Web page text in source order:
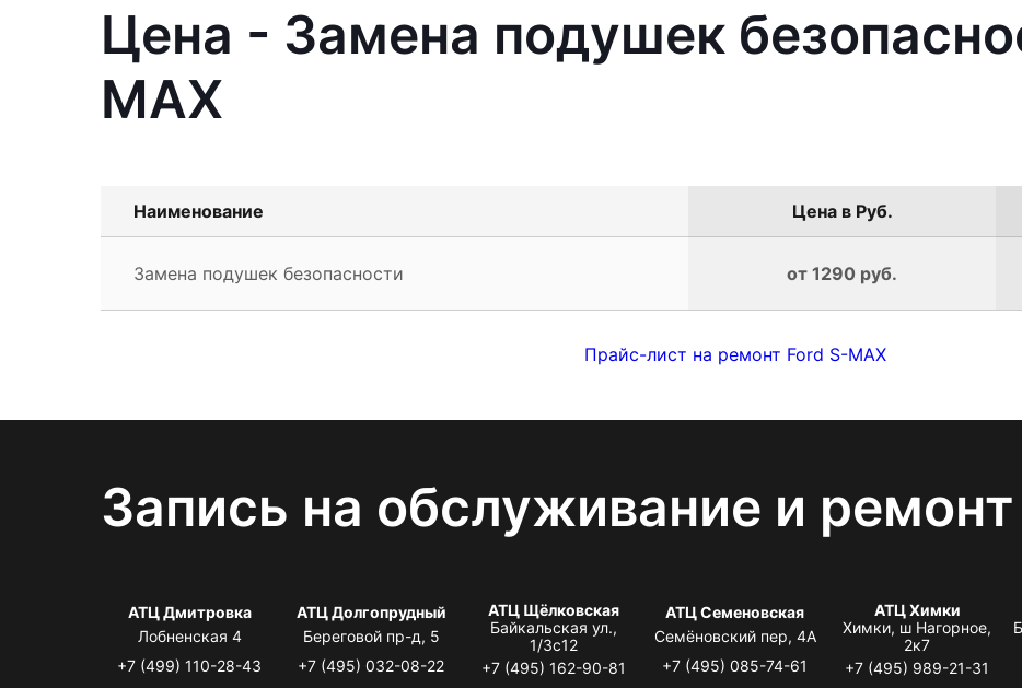
Цена - Замена подушек
MAX
Наименование Цена в Руб.
Замена подушек безопасности от 1290 руб.
Прайс-лист на ремонт Ford S-MAX
Запись на обслуживание и ремонт
АТЦ Дмитровка
Лобненская 4
+7 (499) 110-28-43
АТЦ Долгопрудный
Береговой пр-д, 5
+7 (495) 032-08-22
АТЦ Щёлковская
Байкальская ул.,
1/3с12
+7 (495) 162-90-81
АТЦ Семеновская
Семёновский пер, 4А
+7 (495) 085-74-61
АТЦ Химки
Химки, ш Нагорное,
2к7
+7 (495) 989-21-31